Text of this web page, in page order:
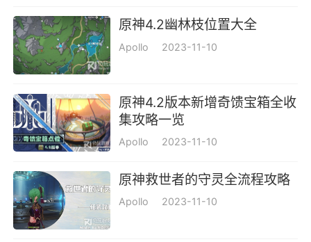
原神4.2幽林枝位置大全
Apollo 2023-11-10
原神4.2版本新增奇馈宝箱全收
集攻略一览
Apollo 2023-11-10
原神救世者的守灵全流程攻略
Apollo 2023-11-10